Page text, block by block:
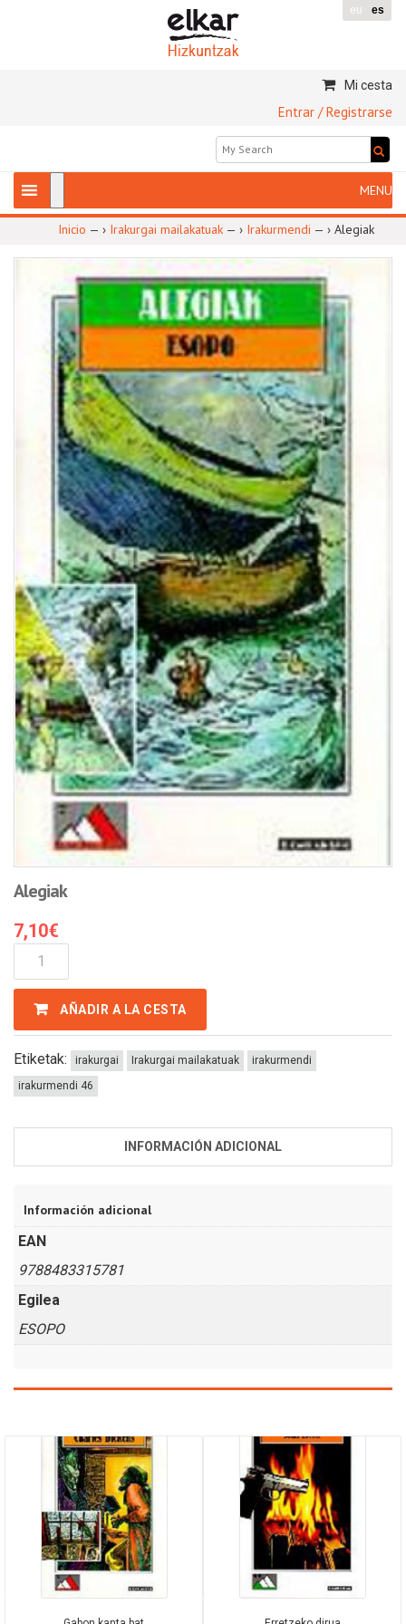
eu es
Mi cesta
Entrar / Registrarse
Inicio — › Irakurgai mailakatuak — › Irakurmendi — › Alegiak
Alegiak
7,10€
Alegiak
Cantidad
AÑADIR A LA CESTA
Etiketak: irakurgai Irakurgai mailakatuak
irakurmendi
irakurmendi 46
INFORMACIÓN ADICIONAL
Información adicional
EAN
9788483315781
Egilea
ESOPO